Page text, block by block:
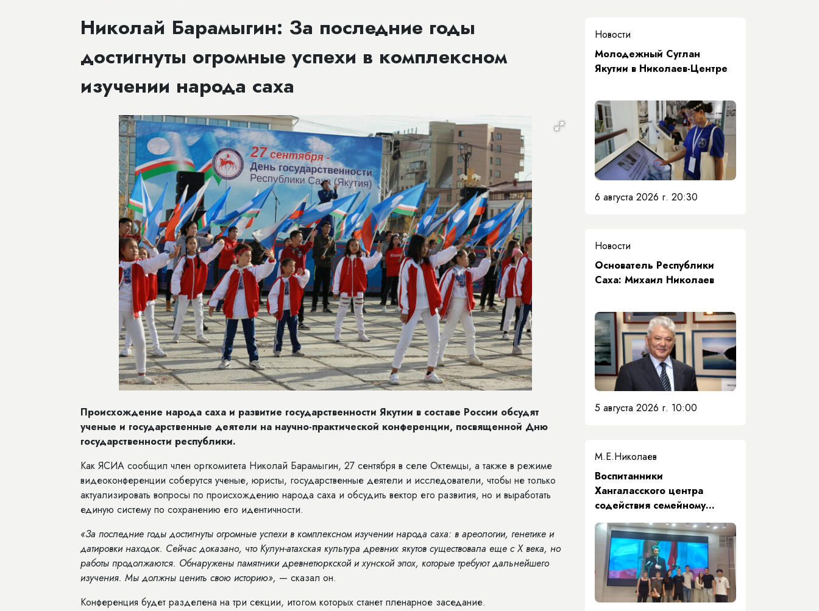
Николай Барамыгин: За последние годы
достигнуты огромные успехи в комплексном
изучении народа саха
Происхождение народа саха и развитие государственности Якутии в составе России обсудят
ученые и государственные деятели на научно-практической конференции, посвященной Дню
государственности республики.
Как ЯСИА сообщил член оргкомитета Николай Барамыгин, 27 сентября в селе Октемцы, а также в режиме
видеоконференции соберутся ученые, юристы, государственные деятели и исследователи, чтобы не только
актуализировать вопросы по происхождению народа саха и обсудить вектор его развития, но и выработать
единую систему по сохранению его идентичности.
«За последние годы достигнуты огромные успехи в комплексном изучении народа саха: в ареологии, генетике и
датировки находок. Сейчас доказано, что Кулун-атахская культура древних якутов существовала еще сXвека, но
работы продолжаются. Обнаружены памятники древнетюркской и хунской эпох, которые требуют дальнейшего
изучения. Мы должны ценить свою историю», — сказал он.
Конференция будет разделена на три секции, итогом которых станет пленарное заседание.
Новости
Молодежный Суглан
Якутии в Николаев-Центре
6 августа 2026 г. 20:30
Новости
Основатель Республики
Саха: Михаил Николаев
5 августа 2026 г. 10:00
М.Е.Николаев
​Воспитанники
Хангаласского центра
содействия семейному
воспитанию почтили память
Первого Президента Якутии